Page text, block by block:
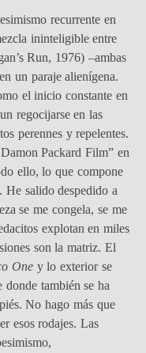
recurrente en
ininteligible entre
Run, 1976) –ambas
un paraje alienígena.
el inicio constante en
regocijarse en las
perennes y repelentes.
Packard Film” en
ello, lo que compone
salido despedido a
se me congela, se me
explotan en miles
son la matriz. El
Oney lo exterior se
donde también se ha
No hago más que
esos rodajes. Las